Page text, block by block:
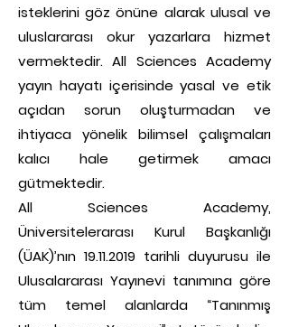
isteklerini göz önüne alarak ulusal ve
uluslararası okur yazarlara hizmet
vermektedir. All Sciences Academy
yayın hayatı içerisinde yasal ve etik
açıdan sorun oluşturmadan ve
ihtiyaca yönelik bilimsel çalışmaları
kalıcı hale getirmek amacı
gütmektedir.
All Sciences Academy,
Üniversitelerarası Kurul Başkanlığı
(ÜAK)’nın 19.11.2019 tarihli duyurusu ile
Ulusalararası Yayınevi tanımına göre
tüm temel alanlarda “Tanınmış